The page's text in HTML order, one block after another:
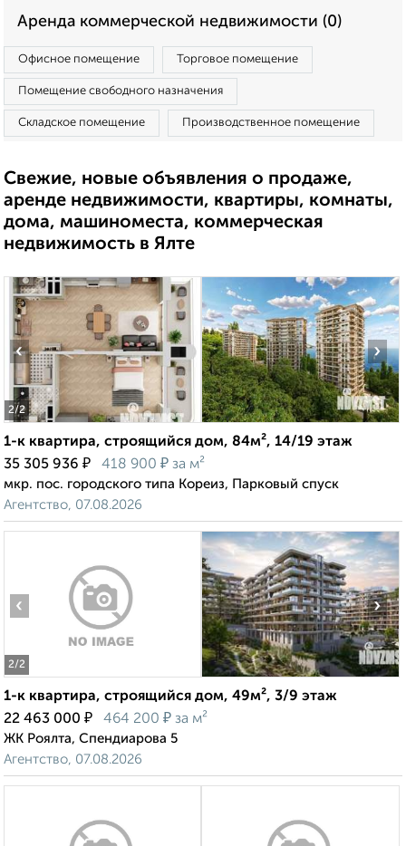
Аренда коммерческой недвижимости (0)
Офисное помещение Торговое помещение
Помещение свободного назначения
Складское помещение Производственное помещение
Свежие, новые объявления о продаже,
аренде недвижимости, квартиры, комнаты,
дома, машиноместа, коммерческая
недвижимость в Ялте
2/2
‹ ›
1-к квартира, строящийся дом, 84м², 14/19 этаж
35 305 936 ₽ 418 900 ₽ за м²
мкр. пос. городского типа Кореиз, Парковый спуск
Агентство, 07.08.2026
2/2
‹ ›
1-к квартира, строящийся дом, 49м², 3/9 этаж
22 463 000 ₽ 464 200 ₽ за м²
ЖК Роялта, Спендиарова 5
Агентство, 07.08.2026